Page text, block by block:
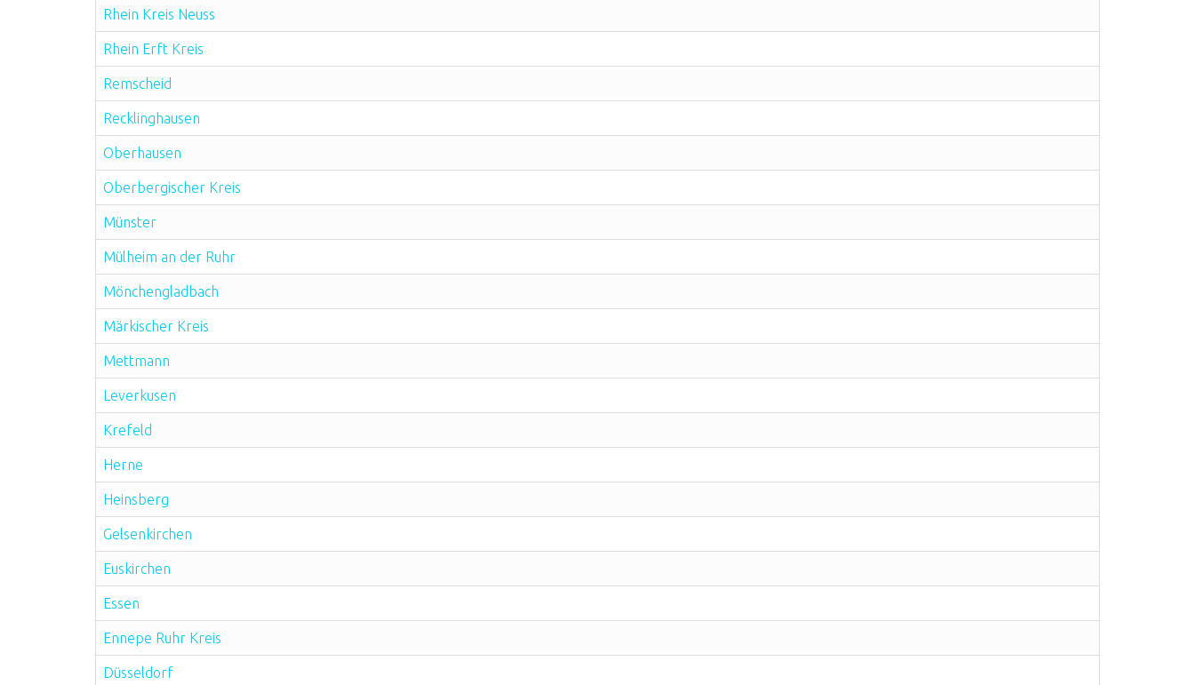
Rhein Kreis Neuss
Rhein Erft Kreis
Remscheid
Recklinghausen
Oberhausen
Oberbergischer Kreis
Münster
Mülheim an der Ruhr
Mönchengladbach
Märkischer Kreis
Mettmann
Leverkusen
Krefeld
Herne
Heinsberg
Gelsenkirchen
Euskirchen
Essen
Ennepe Ruhr Kreis
Düsseldorf